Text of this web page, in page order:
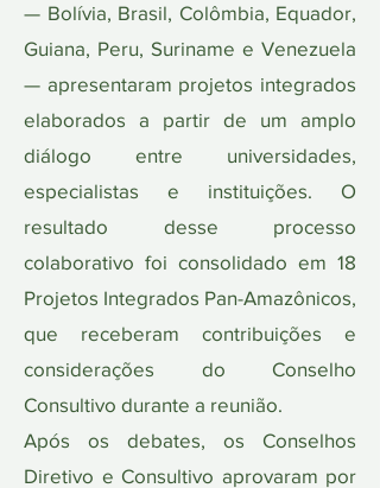
— Bolívia, Brasil, Colômbia, Equador,
Guiana, Peru, Suriname e Venezuela
— apresentaram projetos integrados
elaborados a partir de um amplo
diálogo entre universidades,
especialistas e instituições. O
resultado desse processo
colaborativo foi consolidado em 18
Projetos Integrados Pan-Amazônicos,
que receberam contribuições e
considerações do Conselho
Consultivo durante a reunião.
Após os debates, os Conselhos
Diretivo e Consultivo aprovaram por